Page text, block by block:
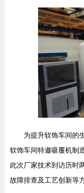
为提升软饰车间的
软饰车间特邀吸覆机制
此次厂家技术到访历时
故障排查及工艺创新等